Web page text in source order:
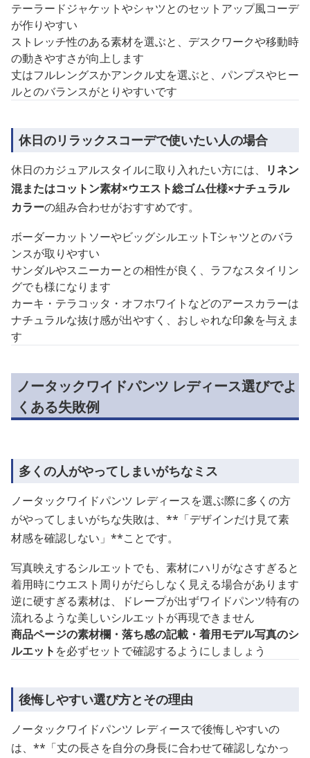
テーラードジャケットやシャツとのセットアップ風コーデ
が作りやすい
ストレッチ性のある素材を選ぶと、デスクワークや移動時
の動きやすさが向上します
丈はフルレングスかアンクル丈を選ぶと、パンプスやヒー
ルとのバランスがとりやすいです
休日のリラックスコーデで使いたい人の場合
休日のカジュアルスタイルに取り入れたい方には、
リネン
混またはコットン素材×ウエスト総ゴム仕様×ナチュラル
カラーの組み合わせがおすすめです。
ボーダーカットソーやビッグシルエットTシャツとのバラ
ンスが取りやすい
サンダルやスニーカーとの相性が良く、ラフなスタイリン
グでも様になります
カーキ・テラコッタ・オフホワイトなどのアースカラーは
ナチュラルな抜け感が出やすく、おしゃれな印象を与えま
す
ノータックワイドパンツ レディース選びでよ
くある失敗例
多くの人がやってしまいがちなミス
ノータックワイドパンツ レディースを選ぶ際に多くの方
がやってしまいがちな失敗は、**「デザインだけ見て素
材感を確認しない」**ことです。
写真映えするシルエットでも、素材にハリがなさすぎると
着用時にウエスト周りがだらしなく見える場合があります
逆に硬すぎる素材は、ドレープが出ずワイドパンツ特有の
流れるような美しいシルエットが再現できません
商品ページの素材欄・落ち感の記載・着用モデル写真のシ
ルエット を必ずセットで確認するようにしましょう
後悔しやすい選び方とその理由
ノータックワイドパンツ レディースで後悔しやすいの
は、**「丈の長さを自分の身長に合わせて確認しなかっ